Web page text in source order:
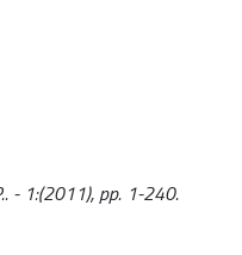
- 1:(2011), pp. 1-240.